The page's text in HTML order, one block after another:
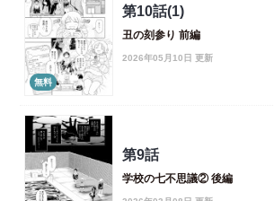
無料
第10話(1)
丑の刻参り 前編
2026年05月10日 更新
第9話
学校の七不思議② 後編